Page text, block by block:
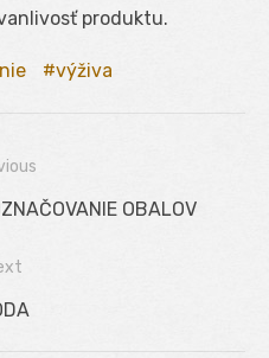
produktu.
výživa
OBALOV